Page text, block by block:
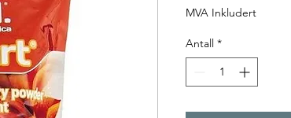
MVA Inkludert
Antall *